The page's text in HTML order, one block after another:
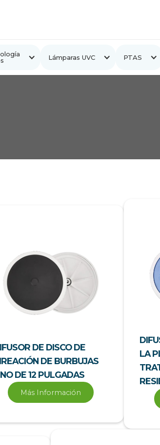
Lámparas UVC PTAS
DE DISCO DE
DE BURBUJAS
DE 12 PULGADAS
Más Información
LA